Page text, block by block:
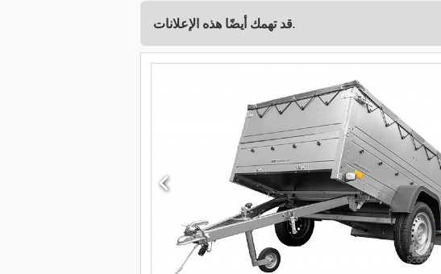
قد تهمك أيضًا هذه الإعلانات.